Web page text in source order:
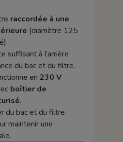
raccordée à une
(diamètre 125
suffisant à l’arrière
du bac et du filtre.
en 230 V
boîtier de
.
du bac et du filtre
maintenir une